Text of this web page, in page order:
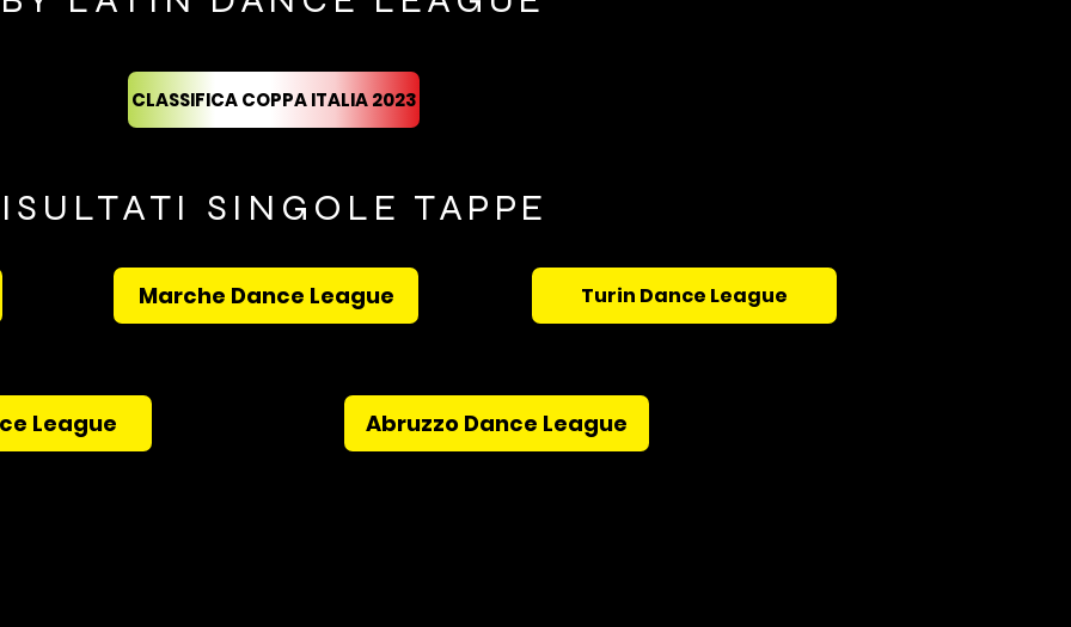
CLASSIFICA COPPA ITALIA 2023
SINGOLE TAPPE
Marche Dance League Turin Dance League
League Abruzzo Dance League